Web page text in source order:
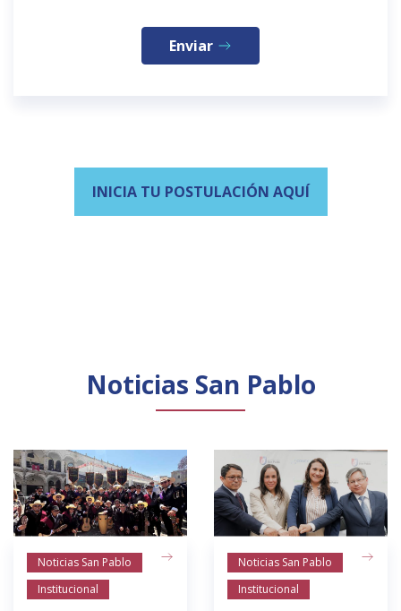
Enviar
INICIA TU POSTULACIÓN AQUÍ
Noticias San Pablo
Noticias San Pablo
Institucional
Noticias San Pablo
Institucional